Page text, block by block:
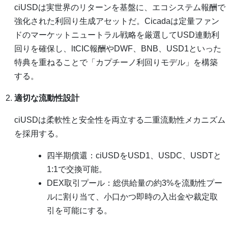
ciUSDは実世界のリターンを基盤に、エコシステム報酬で
強化された利回り生成アセットだ。Cicadaは定量ファン
ドのマーケットニュートラル戦略を厳選してUSD連動利
回りを確保し、ltCIC報酬やDWF、BNB、USD1といった
特典を重ねることで「カプチーノ利回りモデル」を構築
する。
適切な流動性設計
ciUSDは柔軟性と安全性を両立する二重流動性メカニズム
を採用する。
四半期償還：ciUSDをUSD1、USDC、USDTと
1:1で交換可能。
DEX取引プール：総供給量の約3%を流動性プー
ルに割り当て、小口かつ即時の入出金や裁定取
引を可能にする。